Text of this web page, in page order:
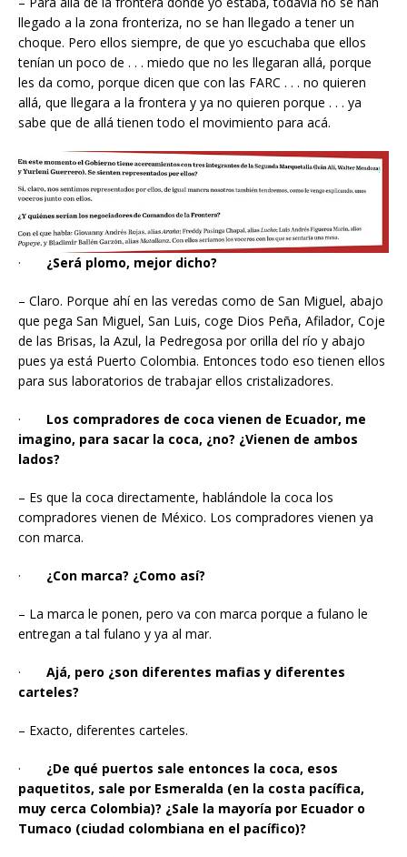
llegado a la zona fronteriza, no se han llegado a tener un
choque. Pero ellos siempre, de que yo escuchaba que ellos
tenían un poco de . . . miedo que no les llegaran allá, porque
les da como, porque dicen que con las FARC . . . no quieren
allá, que llegara a la frontera y ya no quieren porque . . . ya
sabe que de allá tienen todo el movimiento para acá.
· ¿Será plomo, mejor dicho?
– Claro. Porque ahí en las veredas como de San Miguel, abajo
que pega San Miguel, San Luis, coge Dios Peña, Afilador, Coje
de las Brisas, la Azul, la Pedregosa por orilla del río y abajo
pues ya está Puerto Colombia. Entonces todo eso tienen ellos
para sus laboratorios de trabajar ellos cristalizadores.
· Los compradores de coca vienen de Ecuador, me
imagino, para sacar la coca, ¿no? ¿Vienen de ambos
lados?
– Es que la coca directamente, hablándole la coca los
compradores vienen de México. Los compradores vienen ya
con marca.
· ¿Con marca? ¿Como así?
– La marca le ponen, pero va con marca porque a fulano le
entregan a tal fulano y ya al mar.
· Ajá, pero ¿son diferentes mafias y diferentes
carteles?
– Exacto, diferentes carteles.
· ¿De qué puertos sale entonces la coca, esos
paquetitos, sale por Esmeralda (en la costa pacífica,
muy cerca Colombia)? ¿Sale la mayoría por Ecuador o
Tumaco (ciudad colombiana en el pacífico)?